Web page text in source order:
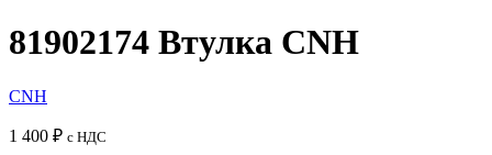
81902174 Втулка CNH
CNH
1 400 ₽ с НДС